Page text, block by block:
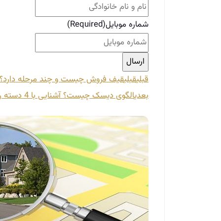
شماره موبایل(Required)
قبلیقبلیقیف فروش چیست و چند مرحله دارد؟
بعدیالگوی دیسک چیست؟ آشنایی با 4 دسته رفتاری مشتریان